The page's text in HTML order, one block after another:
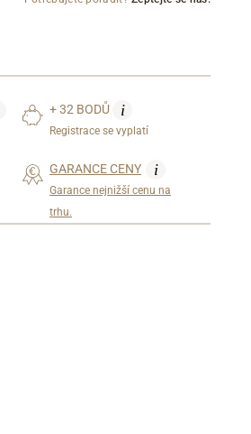
+ 32 BODŮ i
Registrace se vyplatí
GARANCE CENY i
Garance nejnižší cenu na
trhu.